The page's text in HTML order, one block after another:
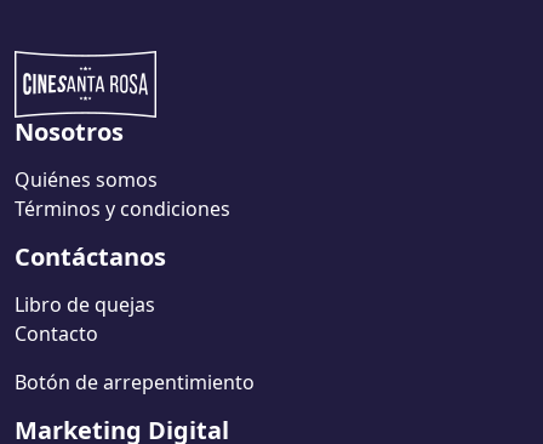
Nosotros
Quiénes somos
Términos y condiciones
Contáctanos
Libro de quejas
Contacto
Botón de arrepentimiento
Marketing Digital